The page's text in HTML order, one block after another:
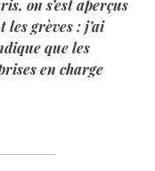
on s’est aperçus
grèves : j’ai
que les
en charge